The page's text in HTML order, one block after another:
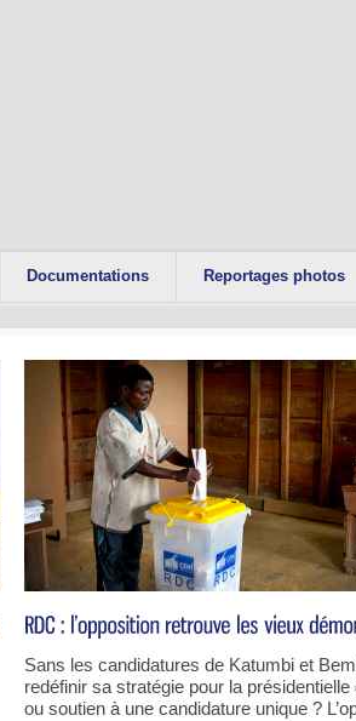
Documentations Reportages photos
Sans les candidatures de Katumbi et
redéfinir sa stratégie pour la
ou soutien à une candidature unique ?